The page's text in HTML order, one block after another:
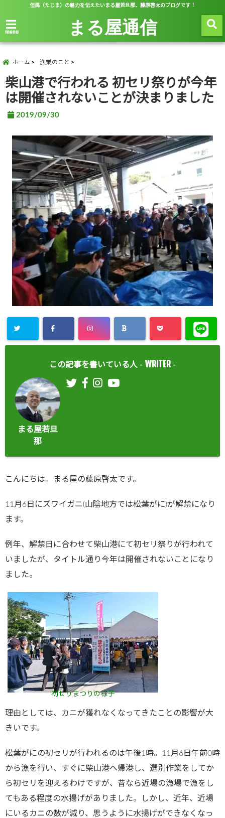
但馬（たじま）の魅力を伝えたいまる屋若旦那、藤原啓太のブログです！
menu まる屋通信
ホーム 漁業のこと
柴山港で行われる 初セリ祭りが今年
は開催されないことが決まりました
2019/09/30
この記事を書いている人 - WRITER -
まる屋若旦
那
こんにちは。まる屋の藤原啓太です。
11月6日にズワイガニ(山陰地方では松葉がに)が解禁になり
ます。
例年、解禁日に合わせて柴山港にて初セリ祭りが行われて
いましたが、タイトル通り今年は開催されないことになり
ました。
初せりまつりの様子
理由としては、カニが獲れなくなってきたことの影響が大
きいです。
松葉がにの初セリが行われるのは午後1時。11月6日午前0時
から漁を行い、すぐに柴山港へ帰港し、選別作業をしてか
ら初セリを迎えるわけですが、昔なら近場の漁場で漁をし
てもある程度の水揚げがありました。しかし、近年、近場
にいるカニの数が減り、思うように水揚げができなくなっ